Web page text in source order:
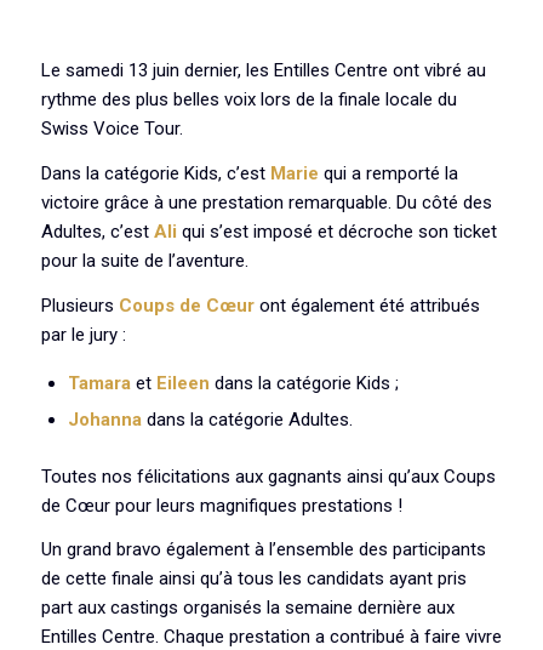
Le samedi 13 juin dernier, les Entilles Centre ont vibré au
rythme des plus belles voix lors de la finale locale du
Swiss Voice Tour.
Dans la catégorie Kids, c’est Marie qui a remporté la
victoire grâce à une prestation remarquable. Du côté des
Adultes, c’est Ali qui s’est imposé et décroche son ticket
pour la suite de l’aventure.
Plusieurs Coups de Cœuront également été attribués
par le jury :
Tamaraet Eileen dans la catégorie Kids ;
Johannadans la catégorie Adultes.
Toutes nos félicitations aux gagnants ainsi qu’aux Coups
de Cœur pour leurs magnifiques prestations !
Un grand bravo également à l’ensemble des participants
de cette finale ainsi qu’à tous les candidats ayant pris
part aux castings organisés la semaine dernière aux
Entilles Centre. Chaque prestation a contribué à faire vivre